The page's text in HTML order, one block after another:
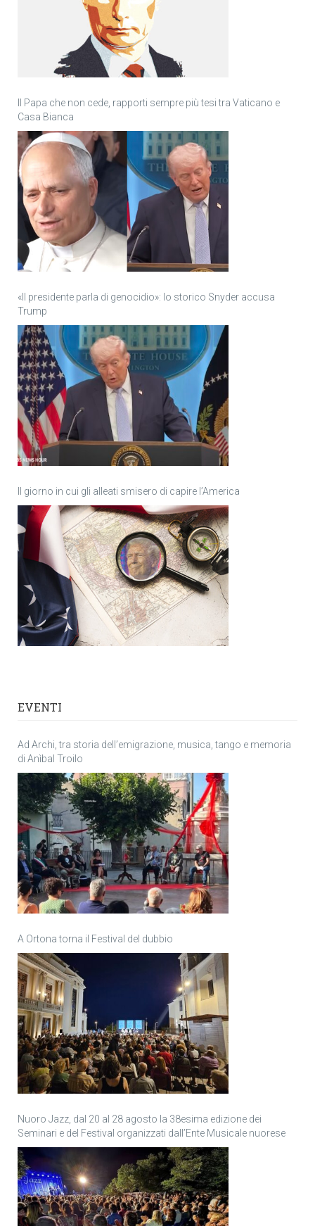
Il Papa che non cede, rapporti sempre più tesi tra Vaticano e
Casa Bianca
«Il presidente parla di genocidio»: lo storico Snyder accusa
Trump
Il giorno in cui gli alleati smisero di capire l’America
EVENTI
Ad Archi, tra storia dell’emigrazione, musica, tango e memoria
di Anìbal Troilo
A Ortona torna il Festival del dubbio
Nuoro Jazz, dal 20 al 28 agosto la 38esima edizione dei
Seminari e del Festival organizzati dall’Ente Musicale nuorese